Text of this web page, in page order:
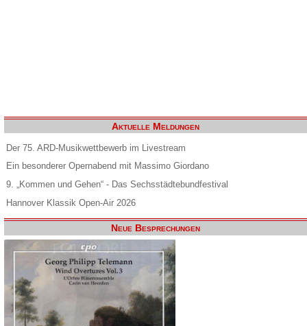
Aktuelle Meldungen
Der 75. ARD-Musikwettbewerb im Livestream
Ein besonderer Opernabend mit Massimo Giordano
9. „Kommen und Gehen“ - Das Sechsstädtebundfestival
Hannover Klassik Open-Air 2026
Neue Besprechungen